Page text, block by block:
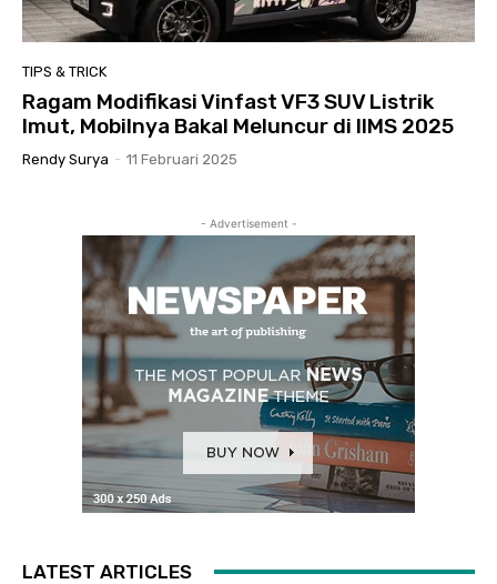
TIPS & TRICK
Ragam Modifikasi Vinfast VF3 SUV Listrik
Imut, Mobilnya Bakal Meluncur di IIMS 2025
Rendy Surya - 11 Februari 2025
- Advertisement -
LATEST ARTICLES